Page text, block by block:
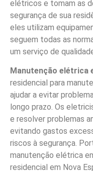
elétricos e tomam as
segurança de sua
eles utilizam
seguem todas as
um serviço de
Manutenção elétrica
residencial para
ajudar a evitar
longo prazo. Os
e resolver problemas
evitando gastos
riscos à segurança.
manutenção elétrica
residencial em Nova